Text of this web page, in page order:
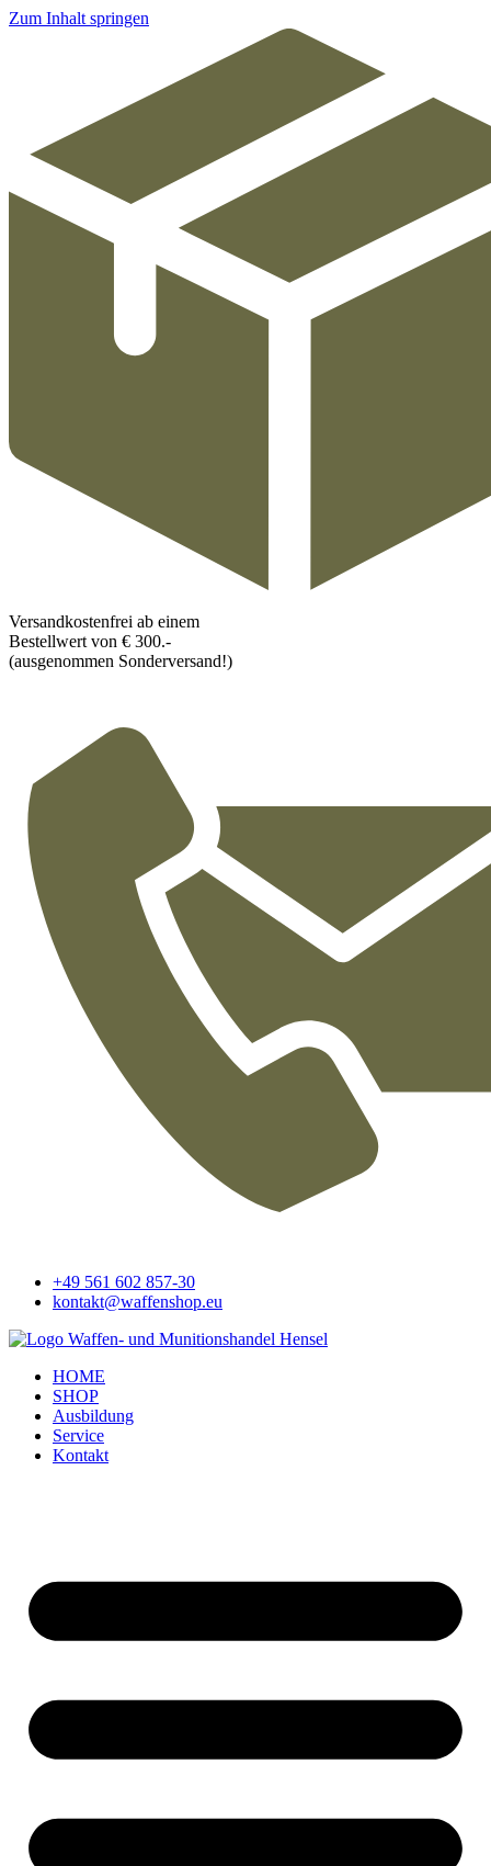
Zum Inhalt springen
Versandkostenfrei ab einem
Bestellwert von € 300.-
(ausgenommen Sonderversand!)
+49 561 602 857-30
kontakt@waffenshop.eu
HOME
SHOP
Ausbildung
Service
Kontakt